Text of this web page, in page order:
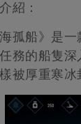
紹：
海孤船》是
務的船隻
被厚重寒